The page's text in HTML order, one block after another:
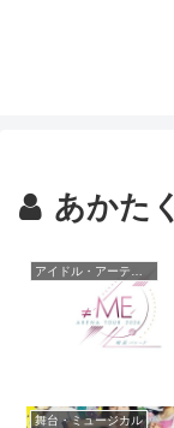
あかたく
舞台・ミュージカル